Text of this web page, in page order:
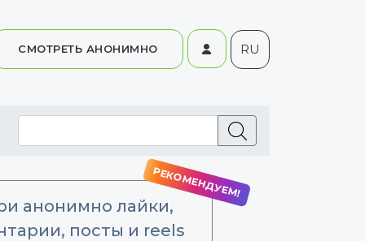
СМОТРЕТЬ АНОНИМНО RU
анонимно лайки,
посты и reels